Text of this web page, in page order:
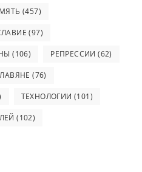
(457)
(97)
(106) РЕПРЕССИИ (62)
(76)
ТЕХНОЛОГИИ (101)
(102)